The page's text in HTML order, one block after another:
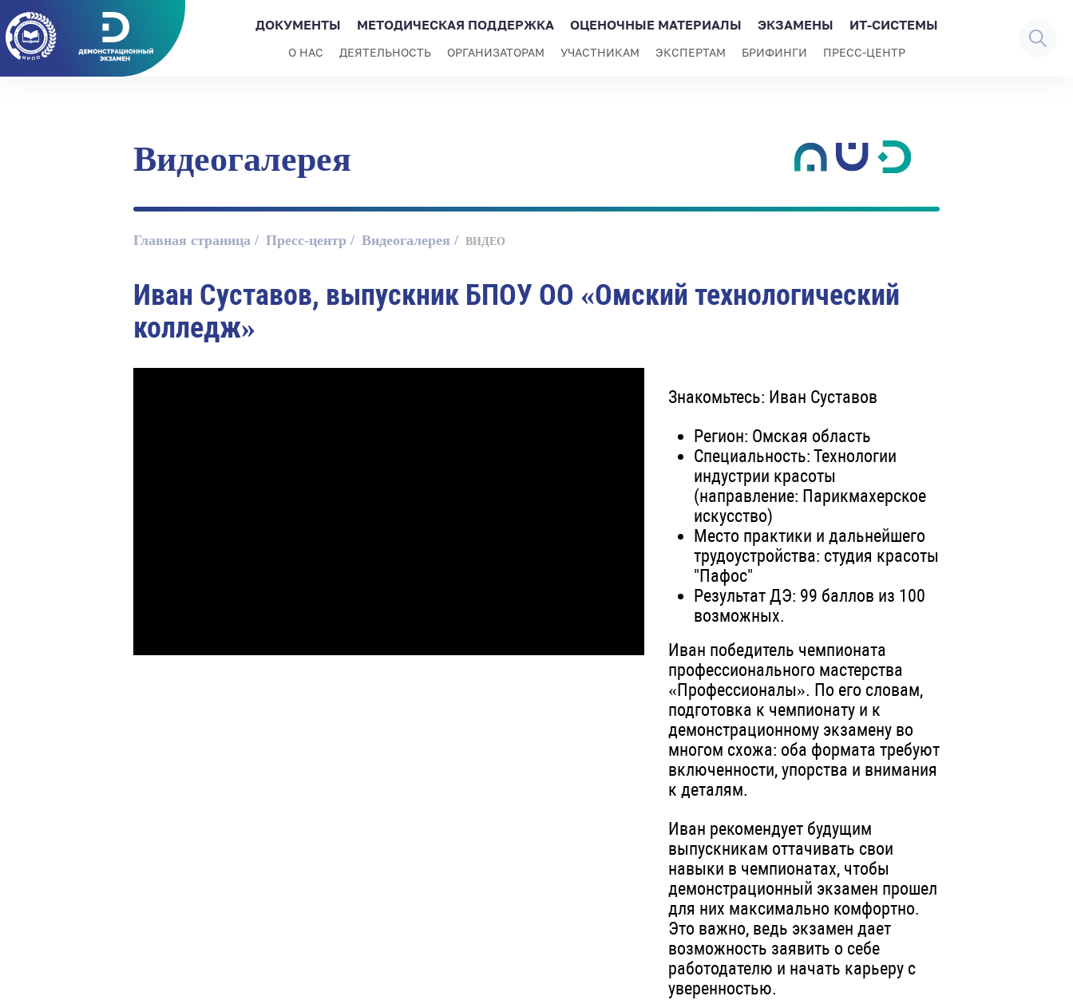
ДОКУМЕНТЫ МЕТОДИЧЕСКАЯ ПОДДЕРЖКА ОЦЕНОЧНЫЕ МАТЕРИАЛЫ ЭКЗАМЕНЫ ИТ-СИСТЕМЫ
О НАС ДЕЯТЕЛЬНОСТЬ ОРГАНИЗАТОРАМ УЧАСТНИКАМ ЭКСПЕРТАМ БРИФИНГИ ПРЕСС-ЦЕНТР
Видеогалерея
Главная страница Пресс-центр Видеогалерея ВИДЕО
Иван Суставов, выпускник БПОУ ОО «Омский технологический
колледж»
Знакомьтесь: Иван Суставов
Регион: Омская область
Специальность: Технологии
индустрии красоты
(направление: Парикмахерское
искусство)
Место практики и дальнейшего
трудоустройства: студия красоты
"Пафос"
Результат ДЭ: 99 баллов из 100
возможных.
Иван победитель чемпионата
профессионального мастерства
«Профессионалы». По его словам,
подготовка к чемпионату и к
демонстрационному экзамену во
многом схожа: оба формата требуют
включенности, упорства и внимания
к деталям.
Иван рекомендует будущим
выпускникам оттачивать свои
навыки в чемпионатах, чтобы
демонстрационный экзамен прошел
для них максимально комфортно.
Это важно, ведь экзамен дает
возможность заявить о себе
работодателю и начать карьеру с
уверенностью.